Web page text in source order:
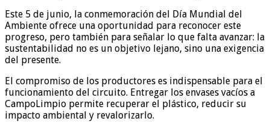
Este 5 de junio, la conmemoración del Día Mundial del
Ambiente ofrece una oportunidad para reconocer este
progreso, pero también para señalar lo que falta avanzar: la
sustentabilidad no es un objetivo lejano, sino una exigencia
del presente.
El compromiso de los productores es indispensable para el
funcionamiento del circuito. Entregar los envases vacíos a
CampoLimpio permite recuperar el plástico, reducir su
impacto ambiental y revalorizarlo.